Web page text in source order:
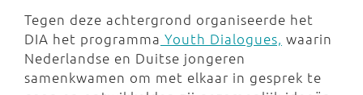
Tegen deze achtergrond organiseerde het
DIA het programma Youth Dialogues, waarin
Nederlandse en Duitse jongeren
samenkwamen om met elkaar in gesprek te